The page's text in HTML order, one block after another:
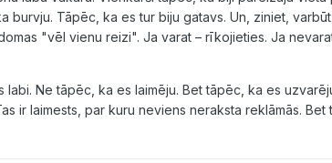
burvju. Tāpēc, ka es tur biju gatavs. Un, ziniet,
"vēl vienu reizi". Ja varat – rīkojieties. Ja
labi. Ne tāpēc, ka es laimēju. Bet tāpēc, ka es
ir laimests, par kuru neviens neraksta reklāmās. Bet